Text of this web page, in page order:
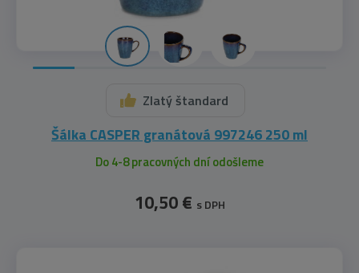
Zlatý štandard
Šálka CASPER granátová 997246 250 ml
Do 4-8 pracovných dní odošleme
10,50 € s DPH